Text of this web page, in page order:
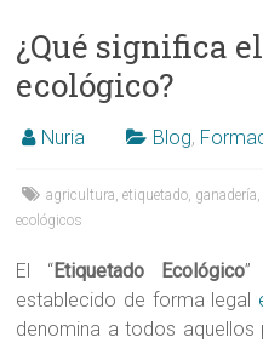
y
en
Alicante,
Elche,
Ortega
¿Qué significa
ecológico?
Nuria Blog,
agricultura,etiquetado, ganadería,
ecológicos
El “Etiquetado Ecológico
establecido de forma legal
denomina a todos